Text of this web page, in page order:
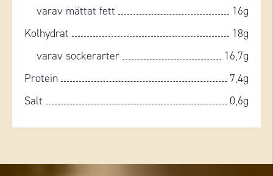
varav mättat fett
16g
Kolhydrat
18g
varav sockerarter
16,7g
Protein
7,4g
Salt
0,6g